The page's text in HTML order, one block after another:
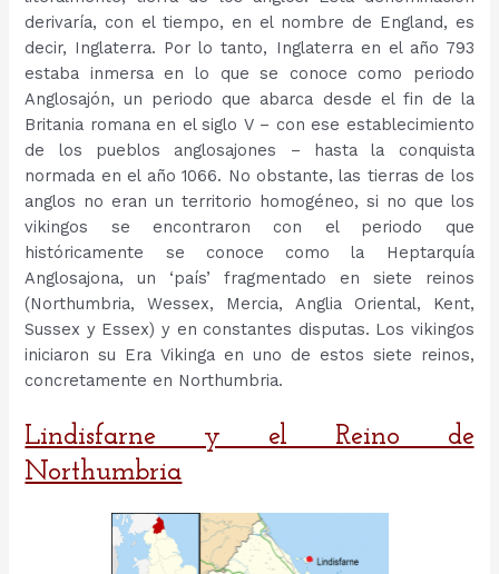
derivaría, con el tiempo, en el nombre de England, es
decir, Inglaterra. Por lo tanto, Inglaterra en el año 793
estaba inmersa en lo que se conoce como periodo
Anglosajón, un periodo que abarca desde el fin de la
Britania romana en el siglo V – con ese establecimiento
de los pueblos anglosajones – hasta la conquista
normada en el año 1066. No obstante, las tierras de los
anglos no eran un territorio homogéneo, si no que los
vikingos se encontraron con el periodo que
históricamente se conoce como la Heptarquía
Anglosajona, un ‘país’ fragmentado en siete reinos
(Northumbria, Wessex, Mercia, Anglia Oriental, Kent,
Sussex y Essex) y en constantes disputas. Los vikingos
iniciaron su Era Vikinga en uno de estos siete reinos,
concretamente en Northumbria.
Lindisfarne y el Reino de
Northumbria